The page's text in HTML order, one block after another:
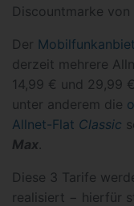
Discountmarke von
Der
derzeit mehrere
14,99 € und 29,99
unter anderem die
Allnet-Flat Classic
Max.
Diese 3 Tarife
realisiert − hierfür